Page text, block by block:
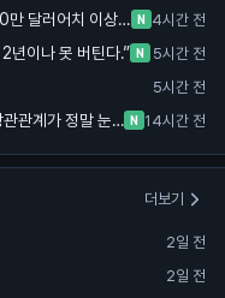
이번 주 ETF들이 비트코인(BTC)을 8억 5,300만 달러어치 이상 사들였다. 지난 15주 중 가장 큰 주간 매수다 N 4시간 전
년이나 못 버틴다.” N 5시간 전
5시간 전
📌미국 선거 일정과 비트코인 상승세 사이의 상관관계가 정말 눈에 띄네요. N 14시간 전
더보기
2일 전
2일 전